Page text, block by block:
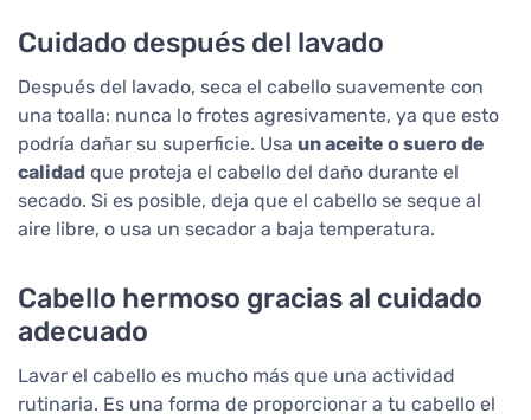
Cuidado después del lavado
Después del lavado, seca el cabello suavemente con
una toalla: nunca lo frotes agresivamente, ya que esto
podría dañar su superficie. Usa un aceite o suero de
calidad que proteja el cabello del daño durante el
secado. Si es posible, deja que el cabello se seque al
aire libre, o usa un secador a baja temperatura.
Cabello hermoso gracias al cuidado
adecuado
Lavar el cabello es mucho más que una actividad
rutinaria. Es una forma de proporcionar a tu cabello el